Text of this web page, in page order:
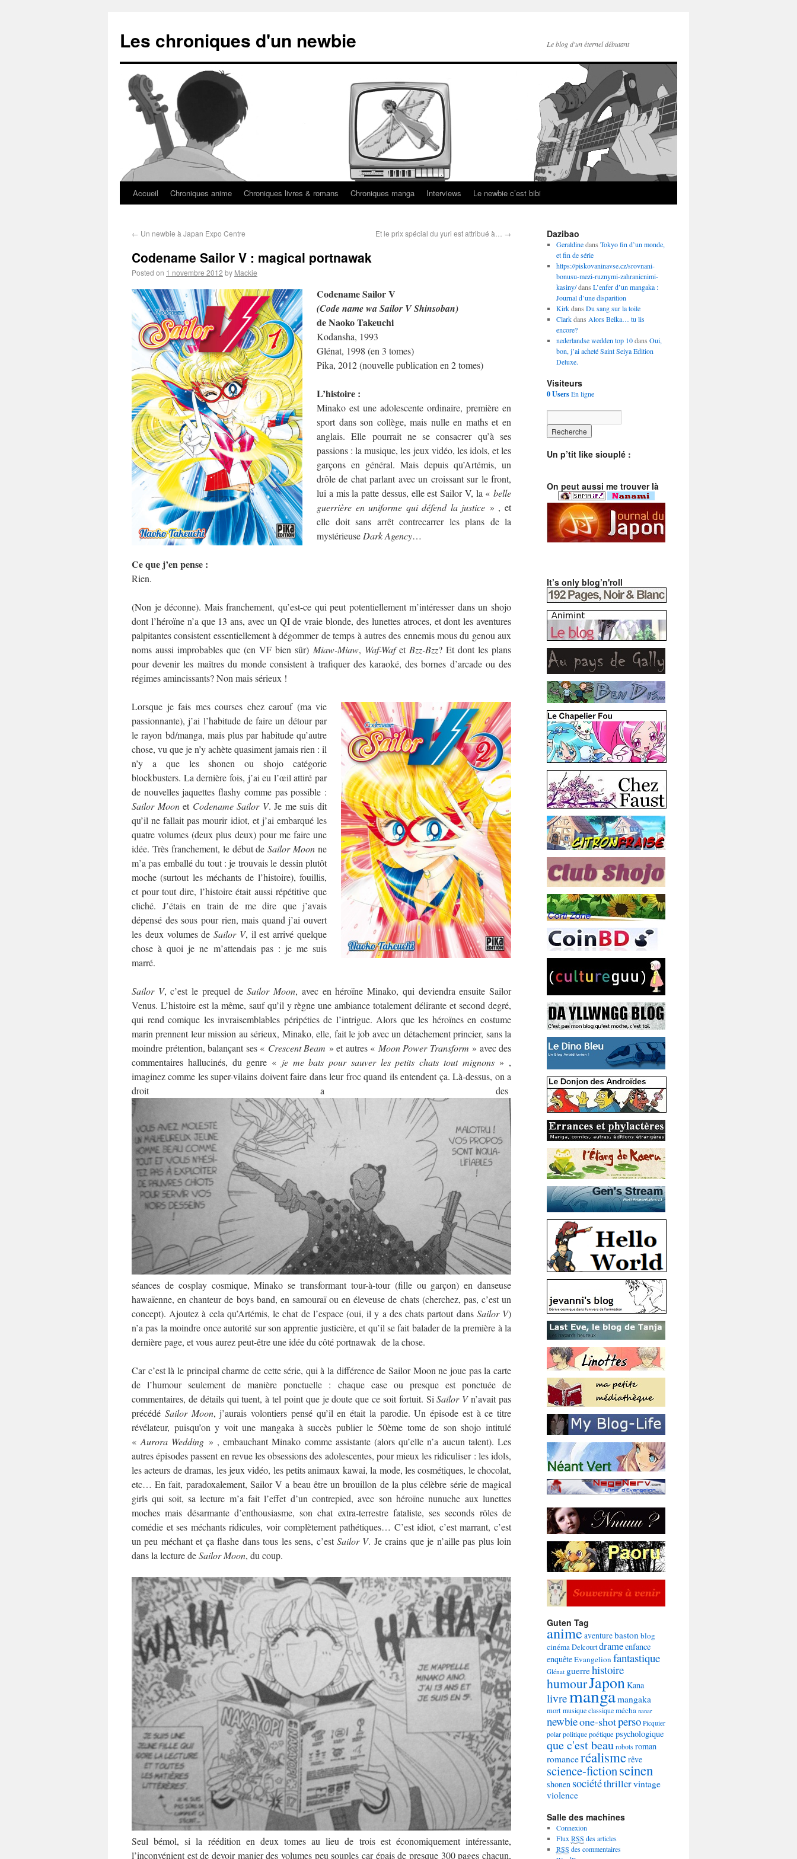
Les chroniques d'un newbie Le blog d'un éternel débutant
Accueil Chroniques anime Chroniques livres & romans Chroniques manga Interviews Le newbie c’est bibi
← Un newbie à Japan Expo Centre Et le prix spécial du yuri est attribué à… →
Codename Sailor V : magical portnawak
Posted on 1 novembre 2012 by Mackie
Codename Sailor V
(Code name wa Sailor V Shinsoban)
de Naoko Takeuchi
Kodansha, 1993
Glénat, 1998 (en 3 tomes)
Pika, 2012 (nouvelle publication en 2 tomes)
L’histoire :
Minako est une adolescente ordinaire, première en
sport dans son collège, mais nulle en maths et en
anglais. Elle pourrait ne se consacrer qu’à ses
passions : la musique, les jeux vidéo, les idols, et les
garçons en général. Mais depuis qu’Artémis, un
drôle de chat parlant avec un croissant sur le front,
lui a mis la patte dessus, elle est Sailor V, la « belle
guerrière en uniforme qui défend la justice » , et
elle doit sans arrêt contrecarrer les plans de la
mystérieuse Dark Agency…
Ce que j’en pense :
Rien.
(Non je déconne). Mais franchement, qu’est-ce qui peut potentiellement m’intéresser dans un shojo
dont l’héroïne n’a que 13 ans, avec un QI de vraie blonde, des lunettes atroces, et dont les aventures
palpitantes consistent essentiellement à dégommer de temps à autres des ennemis mous du genou aux
noms aussi improbables que (en VF bien sûr) Miaw-Miaw, Waf-Wafet Bzz-Bzz? Et dont les plans
pour devenir les maîtres du monde consistent à trafiquer des karaoké, des bornes d’arcade ou des
régimes amincissants? Non mais sérieux !
Lorsque je fais mes courses chez carouf (ma vie
passionnante), j’ai l’habitude de faire un détour par
le rayon bd/manga, mais plus par habitude qu’autre
chose, vu que je n’y achète quasiment jamais rien : il
n’y a que les shonen ou shojo catégorie
blockbusters. La dernière fois, j’ai eu l’œil attiré par
de nouvelles jaquettes flashy comme pas possible :
Sailor Moonet Codename Sailor V. Je me suis dit
qu’il ne fallait pas mourir idiot, et j’ai embarqué les
quatre volumes (deux plus deux) pour me faire une
idée. Très franchement, le début deSailor Moon ne
m’a pas emballé du tout : je trouvais le dessin plutôt
moche (surtout les méchants de l’histoire), fouillis,
et pour tout dire, l’histoire était aussi répétitive que
cliché. J’étais en train de me dire que j’avais
dépensé des sous pour rien, mais quand j’ai ouvert
les deux volumes deSailor V, il est arrivé quelque
chose à quoi je ne m’attendais pas : je me suis
marré.
Sailor V, c’est le prequel deSailor Moon, avec en héroïne Minako, qui deviendra ensuite Sailor
Venus. L’histoire est la même, sauf qu’il y règne une ambiance totalement délirante et second degré,
qui rend comique les invraisemblables péripéties de l’intrigue. Alors que les héroïnes en costume
marin prennent leur mission au sérieux, Minako, elle, fait le job avec un détachement princier, sans la
moindre prétention, balançant ses « Crescent Beam » et autres « Moon Power Transform » avec des
commentaires hallucinés, du genre « je me bats pour sauver les petits chats tout mignons» ,
imaginez comme les super-vilains doivent faire dans leur froc quand ils entendent ça. Là-dessus, on a
droit a des
séances de cosplay cosmique, Minako se transformant tour-à-tour (fille ou garçon) en danseuse
hawaïenne, en chanteur de boys band, en samouraï ou en éleveuse de chats (cherchez, pas, c’est un
concept). Ajoutez à cela qu’Artémis, le chat de l’espace (oui, il y a des chats partout dans Sailor V)
n’a pas la moindre once autorité sur son apprentie justicière, et qu’il se fait balader de la première à la
dernière page, et vous aurez peut-être une idée du côté portnawak de la chose.
Car c’est là le principal charme de cette série, qui à la différence de Sailor Moon ne joue pas la carte
de l’humour seulement de manière ponctuelle : chaque case ou presque est ponctuée de
commentaires, de détails qui tuent, à tel point que je doute que ce soit fortuit. SiSailor Vn’avait pas
précédé Sailor Moon, j’aurais volontiers pensé qu’il en était la parodie. Un épisode est à ce titre
révélateur, puisqu’on y voit une mangaka à succès publier le 50ème tome de son shojo intitulé
«Aurora Wedding » , embauchant Minako comme assistante (alors qu’elle n’a aucun talent). Les
autres épisodes passent en revue les obsessions des adolescentes, pour mieux les ridiculiser : les idols,
les acteurs de dramas, les jeux vidéo, les petits animaux kawai, la mode, les cosmétiques, le chocolat,
etc… En fait, paradoxalement, Sailor V a beau être un brouillon de la plus célèbre série de magical
girls qui soit, sa lecture m’a fait l’effet d’un contrepied, avec son héroïne nunuche aux lunettes
moches mais désarmante d’enthousiasme, son chat extra-terrestre fataliste, ses seconds rôles de
comédie et ses méchants ridicules, voir complètement pathétiques… C’est idiot, c’est marrant, c’est
un peu méchant et ça flashe dans tous les sens, c’estSailor V. Je crains que je n’aille pas plus loin
dans la lecture deSailor Moon, du coup.
Seul bémol, si la réédition en deux tomes au lieu de trois est économiquement intéressante,
l’inconvénient est de devoir manier des volumes peu souples car épais de presque 300 pages chacun,
Dazibao
Geraldinedans Tokyo fin d’un monde,
et fin de série
https://piskovaninavse.cz/srovnani-
bonusu-mezi-ruznymi-zahranicnimi-
kasiny/dans L’enfer d’un mangaka :
Journal d’une disparition
Kirkdans Du sang sur la toile
Clarkdans Alors Belka… tu lis
encore?
nederlandse wedden top 10dans Oui,
bon, j’ai acheté Saint Seiya Edition
Deluxe.
Visiteurs
0 UsersEn ligne
Un p’tit like siouplé :
On peut aussi me trouver là
It’s only blog’n'roll
Guten Tag
animeaventurebaston blog
cinémaDelcourtdrameenfance
enquêteEvangelion fantastique
Glénat guerrehistoire
humourJapon Kana
livremangamangaka
mortmusique classiquemécha nanar
newbieone-shotperso Picquier
polar politique poétique psychologique
que c'est beaurobotsroman
romanceréalismerêve
science-fictionseinen
shonen sociététhrillervintage
violence
Salle des machines
Connexion
Flux RSS des articles
RSS des commentaires